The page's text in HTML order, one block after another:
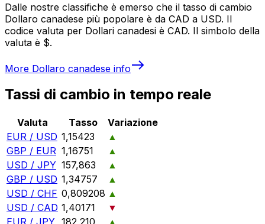
Dalle nostre classifiche è emerso che il tasso di cambio
Dollaro canadese più popolare è da CAD a USD. Il
codice valuta per Dollari canadesi è CAD. Il simbolo della
valuta è $.
More Dollaro canadese info
Tassi di cambio in tempo reale
Valuta Tasso
Variazione
EUR / USD 1,15423
▲
GBP / EUR 1,16751
▲
USD / JPY 157,863
▲
GBP / USD 1,34757
▲
USD / CHF 0,809208 ▲
USD / CAD 1,40171
▼